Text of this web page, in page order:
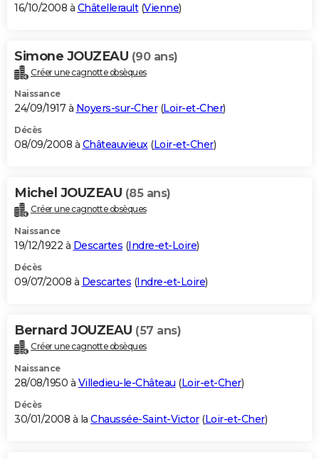
16/10/2008 à Châtellerault(Vienne)
Simone JOUZEAU (90 ans)
Créer une cagnotte obsèques
Naissance
24/09/1917 à Noyers-sur-Cher(Loir-et-Cher)
Décès
08/09/2008 à Châteauvieux(Loir-et-Cher)
Michel JOUZEAU (85 ans)
Créer une cagnotte obsèques
Naissance
19/12/1922 à Descartes (Indre-et-Loire)
Décès
09/07/2008 à Descartes (Indre-et-Loire)
Bernard JOUZEAU (57 ans)
Créer une cagnotte obsèques
Naissance
28/08/1950 à Villedieu-le-Château (Loir-et-Cher)
Décès
30/01/2008 à la Chaussée-Saint-Victor(Loir-et-Cher)